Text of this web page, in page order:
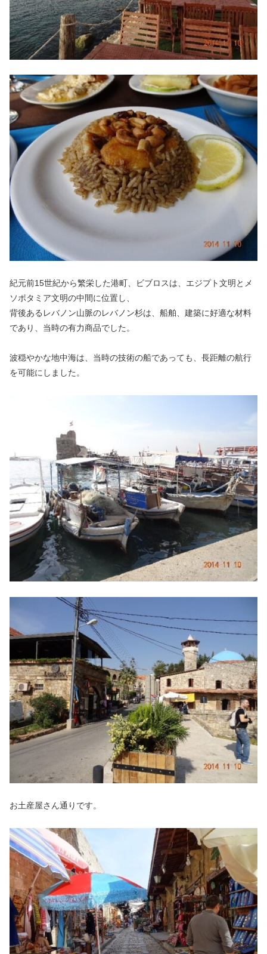
紀元前15世紀から繁栄した港町、ビブロスは、エジプト文明とメ
ソポタミア文明の中間に位置し、
背後あるレバノン山脈のレバノン杉は、船舶、建築に好適な材料
であり、当時の有力商品でした。
波穏やかな地中海は、当時の技術の船であっても、長距離の航行
を可能にしました。
お土産屋さん通りです。